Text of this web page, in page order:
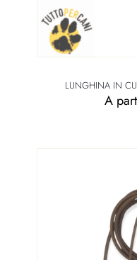
LUNGHINA IN
A